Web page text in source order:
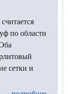
по области
сетки и